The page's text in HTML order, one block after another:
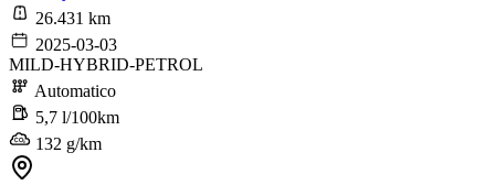
26.431 km
2025-03-03
MILD-HYBRID-PETROL
Automatico
5,7 l/100km
132 g/km